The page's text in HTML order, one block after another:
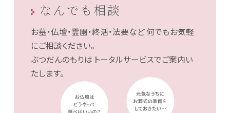
なんでも相談
お墓・仏壇・霊園・終活・法要など何でもお気軽
にご相談ください。
ぶつだんのもりは トータルサービスでご案内い
たします。